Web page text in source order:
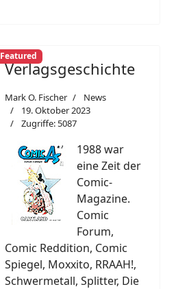
Featured
Verlagsgeschichte
Mark O. Fischer
News
19. Oktober 2023
Zugriffe: 5087
1988 war
eine Zeit der
Comic-
Magazine.
Comic
Forum,
Comic Reddition, Comic
Spiegel, Moxxito, RRAAH!,
Schwermetall, Splitter, Die